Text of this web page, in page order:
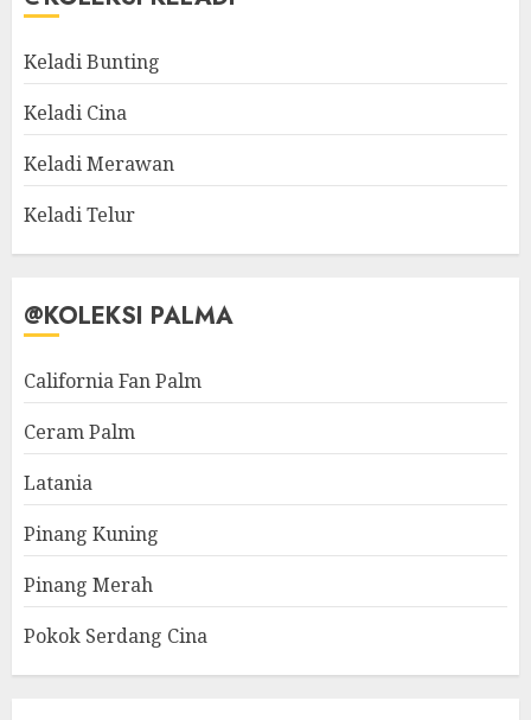
Keladi Bunting
Keladi Cina
Keladi Merawan
Keladi Telur
@KOLEKSI PALMA
California Fan Palm
Ceram Palm
Latania
Pinang Kuning
Pinang Merah
Pokok Serdang Cina